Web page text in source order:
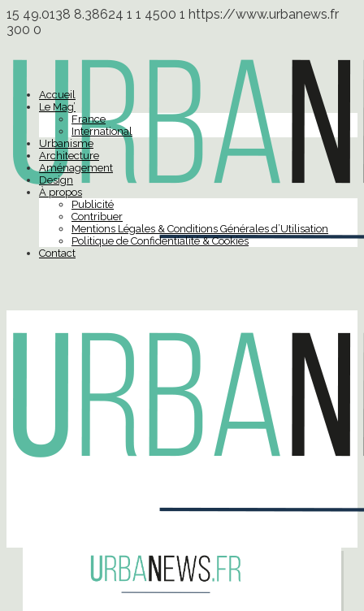
15 49.0138 8.38624 1 1 4500 1 https://www.urbanews.fr
300 0
Accueil
Le Mag’
France
International
Urbanisme
Architecture
Aménagement
Design
À propos
Publicité
Contribuer
Mentions Légales & Conditions Générales d’Utilisation
Politique de Confidentialité & Cookies
Contact